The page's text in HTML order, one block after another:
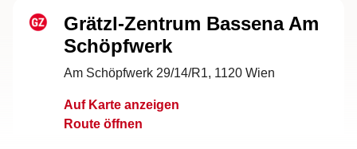
Grätzl-Zentrum Bassena Am
Schöpfwerk
Am Schöpfwerk 29/14/R1, 1120 Wien
Auf Karte anzeigen
Route öffnen